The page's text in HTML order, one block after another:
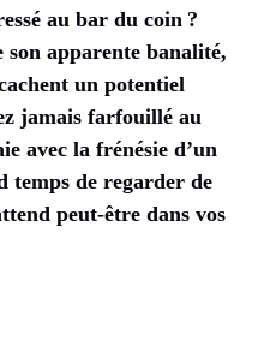
au bar du coin ?
apparente banalité,
un potentiel
jamais farfouillé au
avec la frénésie d’un
temps de regarder de
peut-être dans vos